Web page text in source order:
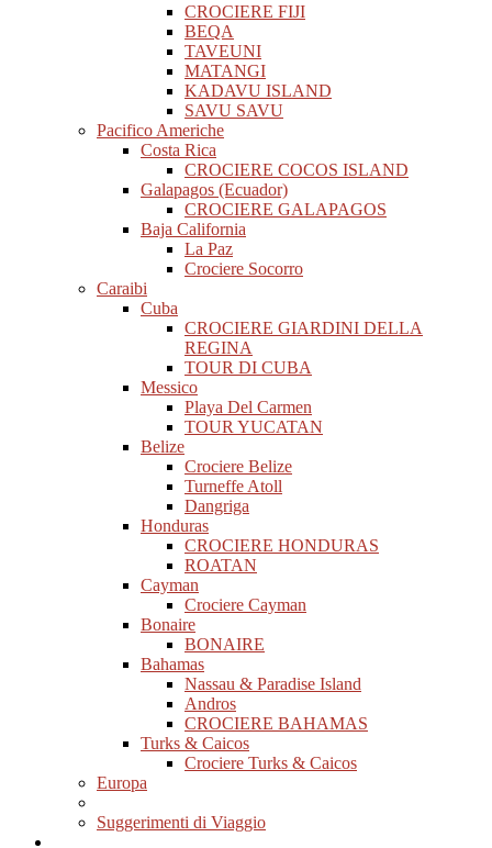
CROCIERE FIJI
BEQA
TAVEUNI
MATANGI
KADAVU ISLAND
SAVU SAVU
Pacifico Americhe
Costa Rica
CROCIERE COCOS ISLAND
Galapagos (Ecuador)
CROCIERE GALAPAGOS
Baja California
La Paz
Crociere Socorro
Caraibi
Cuba
CROCIERE GIARDINI DELLA
REGINA
TOUR DI CUBA
Messico
Playa Del Carmen
TOUR YUCATAN
Belize
Crociere Belize
Turneffe Atoll
Dangriga
Honduras
CROCIERE HONDURAS
ROATAN
Cayman
Crociere Cayman
Bonaire
BONAIRE
Bahamas
Nassau & Paradise Island
Andros
CROCIERE BAHAMAS
Turks & Caicos
Crociere Turks & Caicos
Europa
Suggerimenti di Viaggio